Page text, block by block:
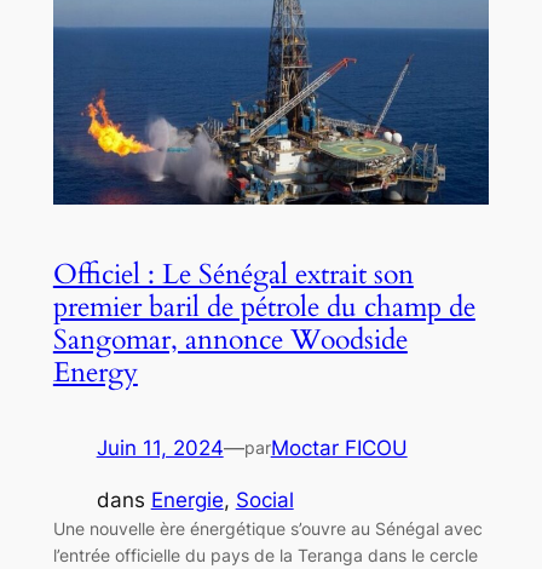
Officiel : Le Sénégal extrait son
premier baril de pétrole du champ de
Sangomar, annonce Woodside
Energy
Juin 11, 2024—parMoctar FICOU
dans Energie, Social
Une nouvelle ère énergétique s’ouvre au Sénégal avec
l’entrée officielle du pays de la Teranga dans le cercle